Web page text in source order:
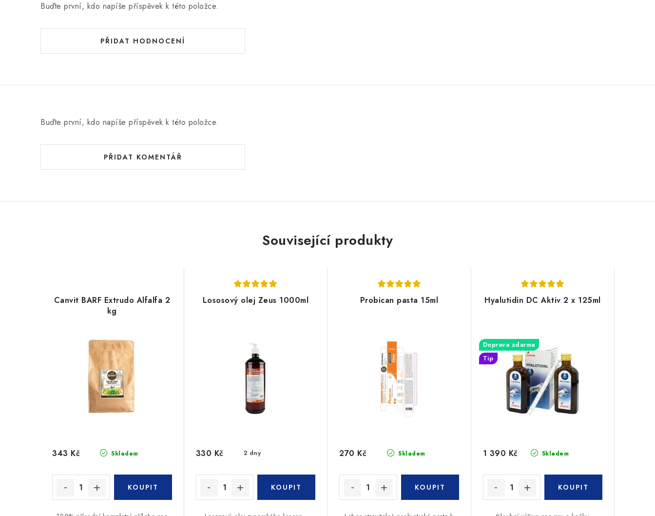
Buďte první, kdo napíše příspěvek k této položce.
PŘIDAT HODNOCENÍ
Buďte první, kdo napíše příspěvek k této položce.
PŘIDAT KOMENTÁŘ
Související produkty
Canvit BARF Extrudo Alfalfa 2
kg
Skladem
343 Kč
Lososový olej Zeus 1000ml
2 dny
330 Kč
Probican pasta 15ml
Skladem
270 Kč
Hyalutidin DC Aktiv 2 x 125ml
Doprava zdarma
Tip
Skladem
1 390 Kč